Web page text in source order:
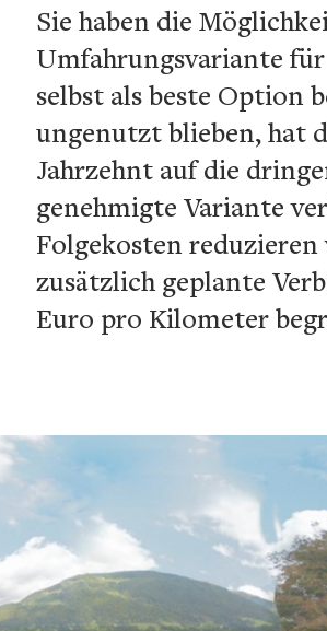
Sie haben die
Umfahrungsvariante
selbst als beste Option
ungenutzt blieben, hat
Jahrzehnt auf die
genehmigte Variante
Folgekosten
zusätzlich geplante
Euro pro Kilometer